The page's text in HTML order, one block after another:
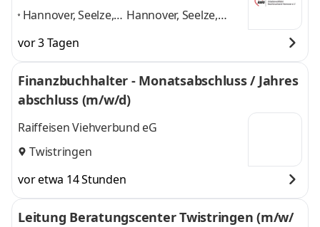
Hannover, Seelze,
Bröckel,
Hildesheim,
Bremervörde,
Hann. Münden,
Hannover, Seelze,
Bremervörde, Hann.
Münden, Achimund 7
weitere
vor 3 Tagen
Finanzbuchhalter - Monatsabschluss / Jahres
abschluss (m/w/d)
Raiffeisen Viehverbund eG
Twistringen
vor etwa 14 Stunden
Leitung Beratungscenter Twistringen (m/w/